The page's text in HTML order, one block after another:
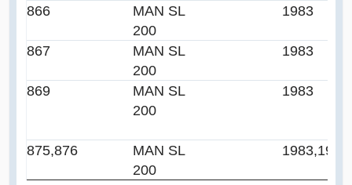
866
MAN SL
200
1983
867
MAN SL
200
1983
869
MAN SL
200
1983
875,876
MAN SL
200
1983,1984